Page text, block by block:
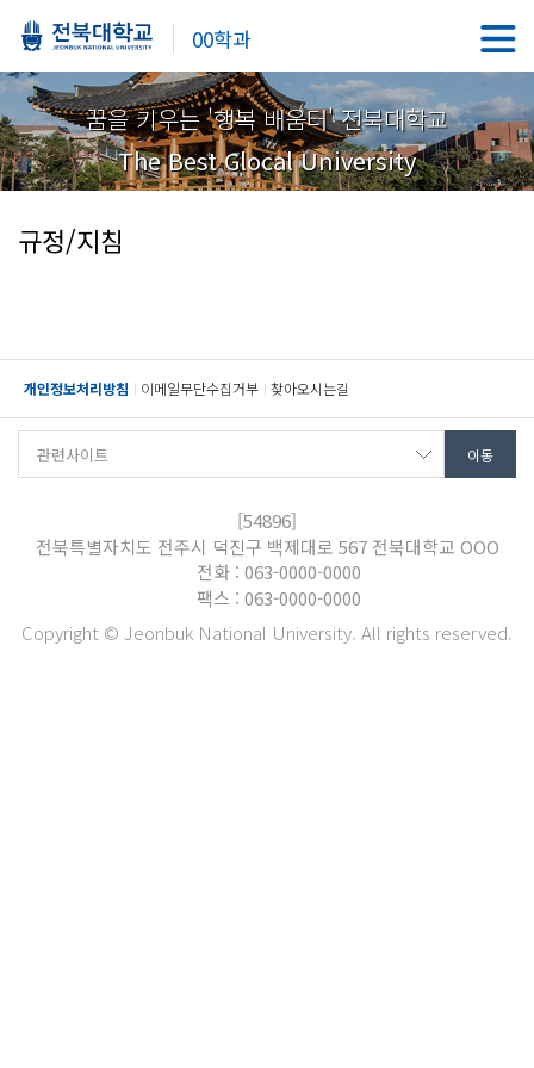
00학과
꿈을 키우는 '행복 배움터' 전북대학교
The Best Glocal University
규정/지침
개인정보처리방침 이메일무단수집거부 찾아오시는길
[54896]
전북특별자치도 전주시 덕진구 백제대로 567 전북대학교 OOO
전화 : 063-0000-0000
팩스 : 063-0000-0000
Copyright © Jeonbuk National University. All rights reserved.